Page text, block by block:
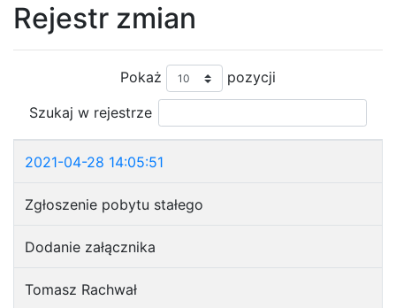
Rejestr zmian
Pokaż pozycji
Szukaj w rejestrze
2021-04-28 14:05:51
Zgłoszenie pobytu stałego
Dodanie załącznika
Tomasz Rachwał